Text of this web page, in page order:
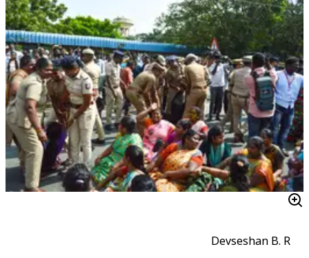
Devseshan B. R